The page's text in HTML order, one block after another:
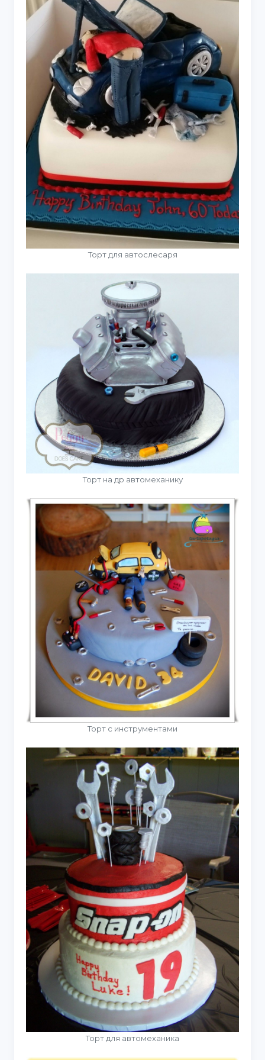
Торт для автослесаря
Торт на др автомеханику
Торт с инструментами
Торт для автомеханика